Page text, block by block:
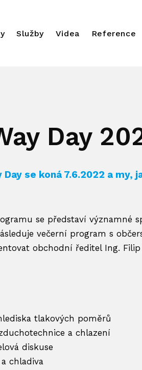
Služby Videa Reference
Day
Day se koná 7.6.2022 a
se představí významné
večerní program s
obchodní ředitel Ing.
tlakových poměrů
a chlazení
diskuse
chladiva